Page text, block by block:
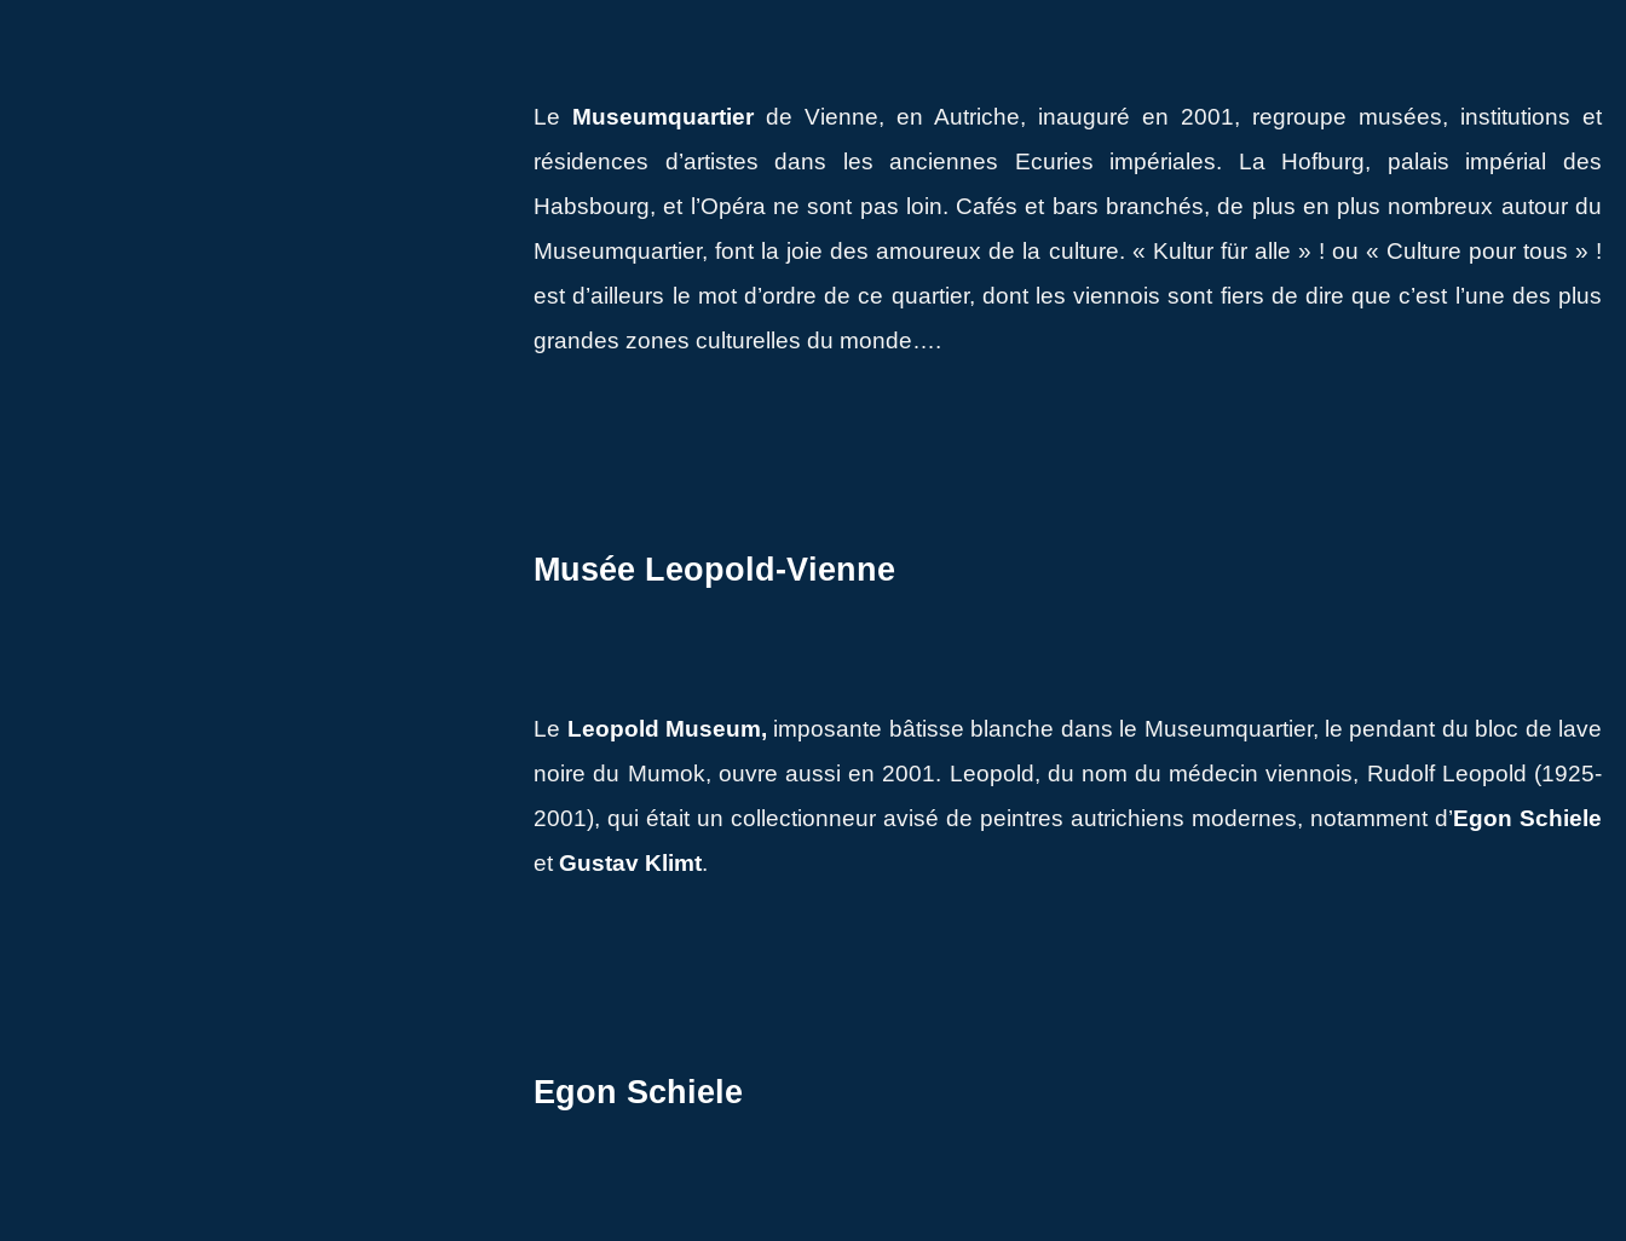
Le Museumquartierde Vienne, en Autriche, inauguré en 2001, regroupe musées, institutions et
résidences d’artistes dans les anciennes Ecuries impériales. La Hofburg, palais impérial des
Habsbourg, et l’Opéra ne sont pas loin. Cafés et bars branchés, de plus en plus nombreux autour du
Museumquartier, font la joie des amoureux de la culture. « Kultur für alle » ! ou « Culture pour tous » !
est d’ailleurs le mot d’ordre de ce quartier, dont les viennois sont fiers de dire que c’est l’une des plus
grandes zones culturelles du monde….
Musée Leopold-Vienne
Le Leopold Museum, imposante bâtisse blanche dans le Museumquartier, le pendant du bloc de lave
noire du Mumok, ouvre aussi en 2001. Leopold, du nom du médecin viennois, Rudolf Leopold (1925-
2001), qui était un collectionneur avisé de peintres autrichiens modernes, notamment d’Egon Schiele
etGustav Klimt.
Egon Schiele